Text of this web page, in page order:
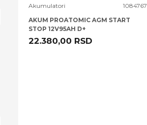
Akumulatori
1084767
AKUM PROATOMIC AGM START
STOP 12V95AH D+
22.380,00 RSD